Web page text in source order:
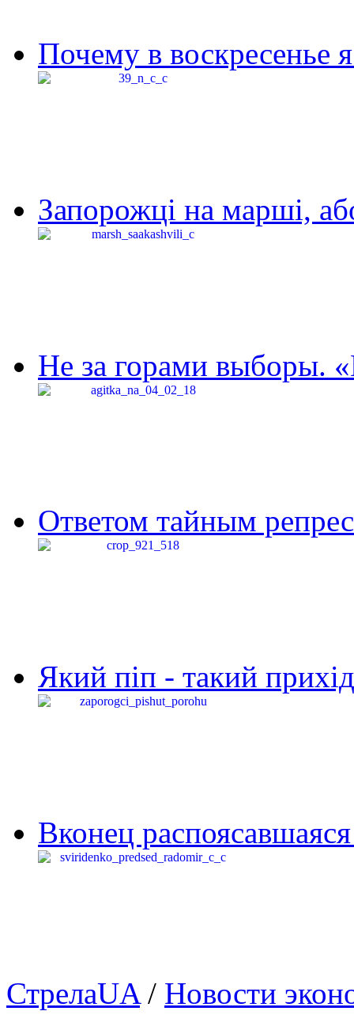
Почему в воскресенье
Запорожці на марші,
Не за горами выборы.
Ответом тайным
Який піп - такий
Вконец
СтрелаUA/ Новости